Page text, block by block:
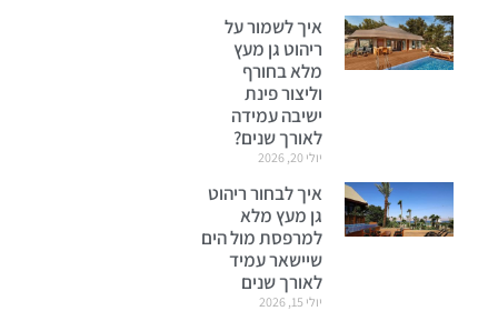
איך לשמור על
ריהוט גן מעץ
מלא בחורף
וליצור פינת
ישיבה עמידה
לאורך שנים?
יולי 20, 2026
איך לבחור ריהוט
גן מעץ מלא
למרפסת מול הים
שיישאר עמיד
לאורך שנים
יולי 15, 2026